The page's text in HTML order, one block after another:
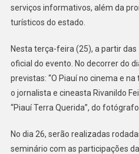
serviços informativos, além da
turísticos do estado.
Nesta terça-feira (25), a partir
oficial do evento. No decorrer do
previstas: “O Piauí no cinema e
o jornalista e cineasta Rivanildo
“Piauí Terra Querida”, do
No dia 26, serão realizadas
seminário com as participações